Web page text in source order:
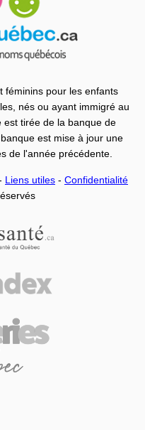
féminins pour les enfants
nés ou ayant immigré au
est tirée de la banque de
est mise à jour une
de l'année précédente.
Liens utiles - Confidentialité